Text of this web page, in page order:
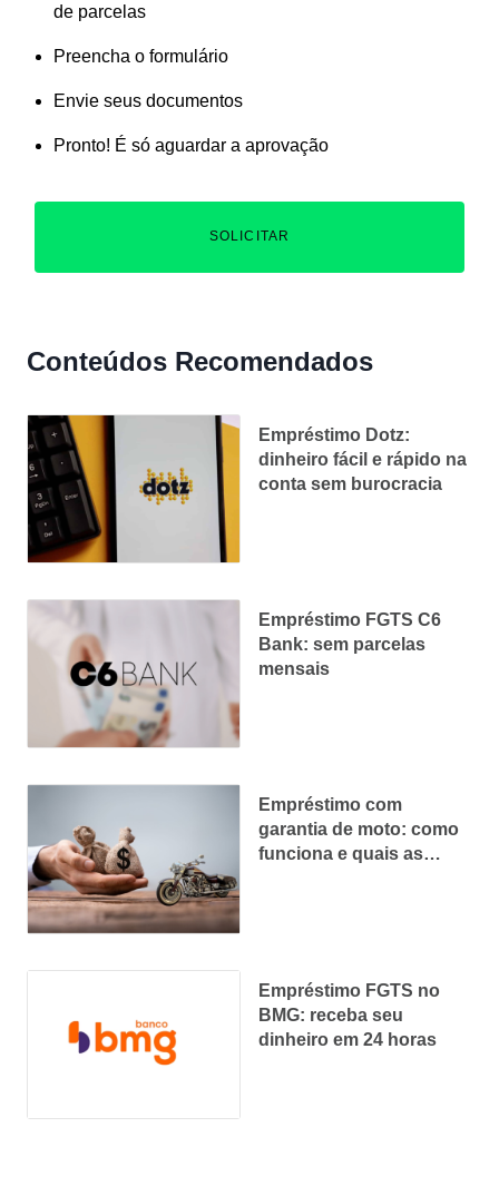
de parcelas
Preencha o formulário
Envie seus documentos
Pronto! É só aguardar a aprovação
SOLICITAR
Conteúdos Recomendados
Empréstimo Dotz:
dinheiro fácil e rápido na
conta sem burocracia
Empréstimo FGTS C6
Bank: sem parcelas
mensais
Empréstimo com
garantia de moto: como
funciona e quais as
Empréstimo FGTS no
BMG: receba seu
dinheiro em 24 horas